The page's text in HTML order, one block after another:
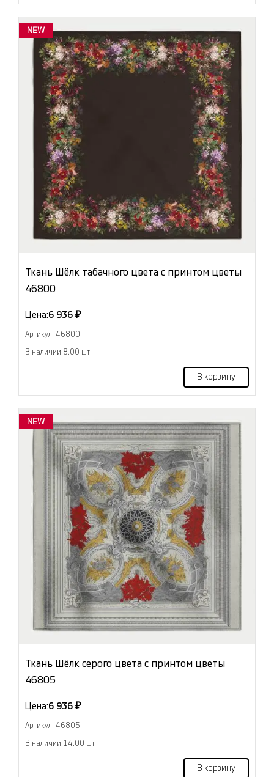
NEW
Ткань Шёлк табачного цвета с принтом цветы
46800
Цена:6 936 ₽
Артикул: 46800
В наличии 8.00 шт
В корзину
NEW
Ткань Шёлк серого цвета с принтом цветы
46805
Цена:6 936 ₽
Артикул: 46805
В наличии 14.00 шт
В корзину